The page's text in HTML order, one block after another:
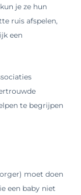
je ze hun
ruis afspelen,
een
te begrijpen
moet doen
een baby niet